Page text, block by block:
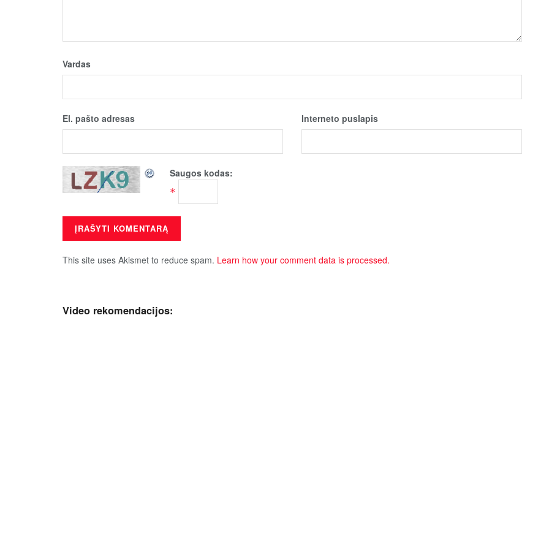
Vardas
El. pašto adresas Interneto puslapis
Saugos kodas:
*
This site uses Akismet to reduce spam. Learn how your comment data is processed.
Video rekomendacijos: